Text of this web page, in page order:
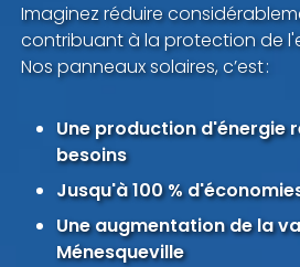
Imaginez réduire
contribuant à la protection de
Nos panneaux solaires, c’est :
Une production d'énergie
besoins
Jusqu'à 100 %
Une augmentation de la
Ménesqueville